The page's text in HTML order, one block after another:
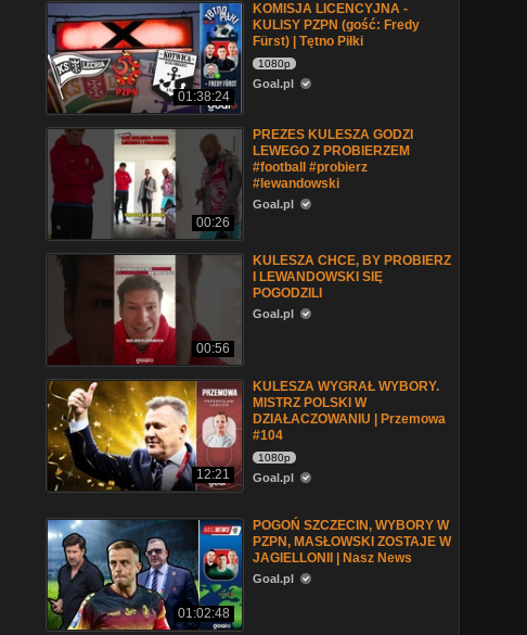
01:38:24
KOMISJA LICENCYJNA -
KULISY PZPN (gość: Fredy
Fürst) | Tętno Piłki
1080p
Goal.pl
00:26
PREZES KULESZA GODZI
LEWEGO Z PROBIERZEM
#football #probierz
#lewandowski
Goal.pl
00:56
KULESZA CHCE, BY PROBIERZ
I LEWANDOWSKI SIĘ
POGODZILI
Goal.pl
12:21
KULESZA WYGRAŁ WYBORY.
MISTRZ POLSKI W
DZIAŁACZOWANIU | Przemowa
#104
1080p
Goal.pl
01:02:48
POGOŃ SZCZECIN, WYBORY W
PZPN, MASŁOWSKI ZOSTAJE W
JAGIELLONII | Nasz News
Goal.pl